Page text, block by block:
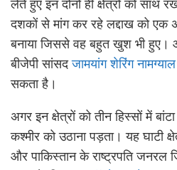
लेते हुए इन दोनों ही क्षेत्रों को साथ
दशकों से मांग कर रहे लद्दाख को
बनाया जिससे वह बहुत खुश भी हुए।
बीजेपी सांसदजामयांग शेरिंग नामग्याल
सकता है।
अगर इन क्षेत्रों को तीन हिस्सों में
कश्मीर को उठाना पड़ता। यह घाटी
और पाकिस्तान के राष्ट्रपति